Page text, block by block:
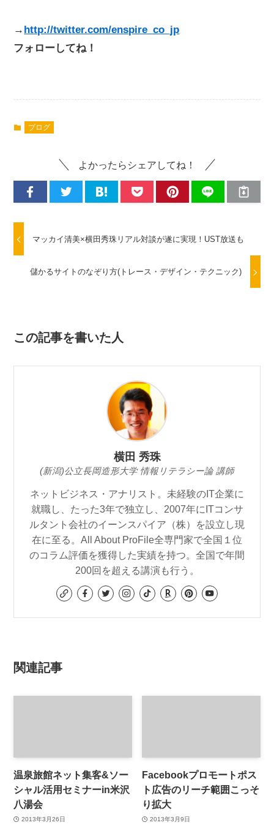
→ http://twitter.com/enspire_co_jp
フォローしてね！
ブログ
よかったらシェアしてね！
マッカイ清美×横田秀珠リアル対談が遂に実現！UST放送も
儲かるサイトのなぞり方(トレース・デザイン・テクニック)
この記事を書いた人
横田 秀珠
(新潟)公立長岡造形大学 情報リテラシー論 講師
ネットビジネス・アナリスト。未経験のIT企業に
就職し、たった3年で独立し、2007年にITコンサ
ルタント会社のイーンスパイア（株）を設立し現
在に至る。All About ProFile全専門家で全国１位
のコラム評価を獲得した実績を持つ。全国で年間
200回を超える講演も行う。
関連記事
温泉旅館ネット集客&ソー
シャル活用セミナーin米沢
八湯会
2013年3月26日
Facebookプロモートポス
ト広告のリーチ範囲こっそ
り拡大
2013年3月9日